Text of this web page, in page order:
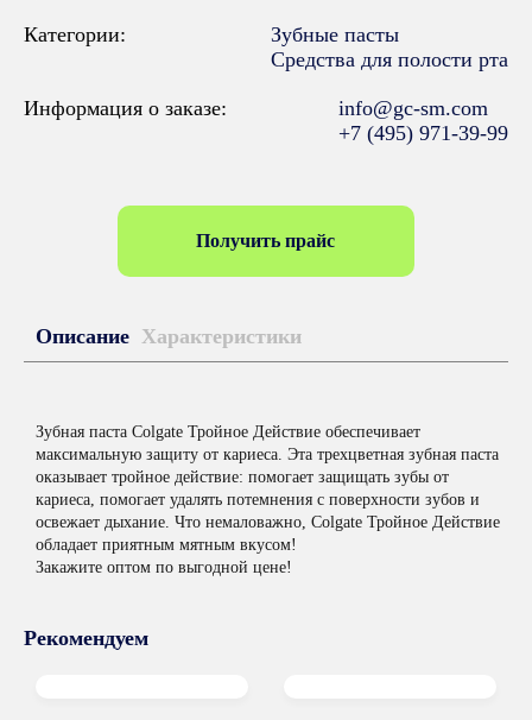
Категории:
Зубные пасты
Средства для полости рта
Информация о заказе:
info@gc-sm.com
+7 (495) 971-39-99
Получить прайс
Описание Характеристики
Зубная паста Colgate Тройное Действие обеспечивает
максимальную защиту от кариеса. Эта трехцветная зубная паста
оказывает тройное действие: помогает защищать зубы от
кариеса, помогает удалять потемнения с поверхности зубов и
освежает дыхание. Что немаловажно, Colgate Тройное Действие
обладает приятным мятным вкусом!
Закажите оптом по выгодной цене!
Рекомендуем